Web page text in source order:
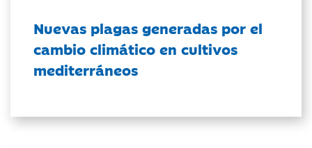
Nuevas plagas generadas por el
cambio climático en cultivos
mediterráneos